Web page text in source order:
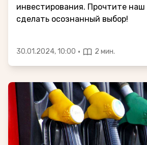
инвестирования. Прочтите наш
сделать осознанный выбор!
30.01.2024, 10:00 · 2 мин.